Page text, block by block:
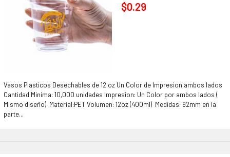
$0.29
Vasos Plasticos Desechables de 12 oz Un Color de Impresion ambos lados
Cantidad Minima: 10,000 unidades Impresion: Un Color por ambos lados (
Mismo diseño) Material:PET Volumen: 12oz (400ml) Medidas: 92mm en la
parte...